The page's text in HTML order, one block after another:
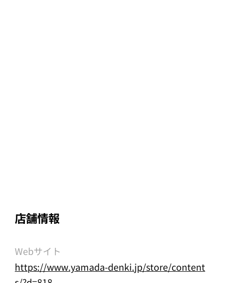
店舗情報
Webサイト
https://www.yamada-denki.jp/store/content